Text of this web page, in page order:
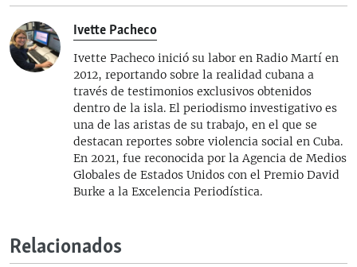
Ivette Pacheco
Ivette Pacheco inició su labor en Radio Martí en
2012, reportando sobre la realidad cubana a
través de testimonios exclusivos obtenidos
dentro de la isla. El periodismo investigativo es
una de las aristas de su trabajo, en el que se
destacan reportes sobre violencia social en Cuba.
En 2021, fue reconocida por la Agencia de Medios
Globales de Estados Unidos con el Premio David
Burke a la Excelencia Periodística.
Relacionados